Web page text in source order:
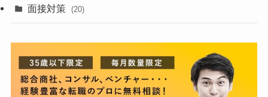
面接対策 (20)